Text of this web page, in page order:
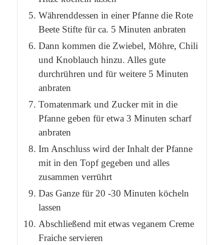
Währenddessen in einer Pfanne die Rote
Beete Stifte für ca. 5 Minuten anbraten
Dann kommen die Zwiebel, Möhre, Chili
und Knoblauch hinzu. Alles gute
durchrühren und für weitere 5 Minuten
anbraten
Tomatenmark und Zucker mit in die
Pfanne geben für etwa 3 Minuten scharf
anbraten
Im Anschluss wird der Inhalt der Pfanne
mit in den Topf gegeben und alles
zusammen verrührt
Das Ganze für 20 -30 Minuten köcheln
lassen
Abschließend mit etwas veganem Creme
Fraiche servieren